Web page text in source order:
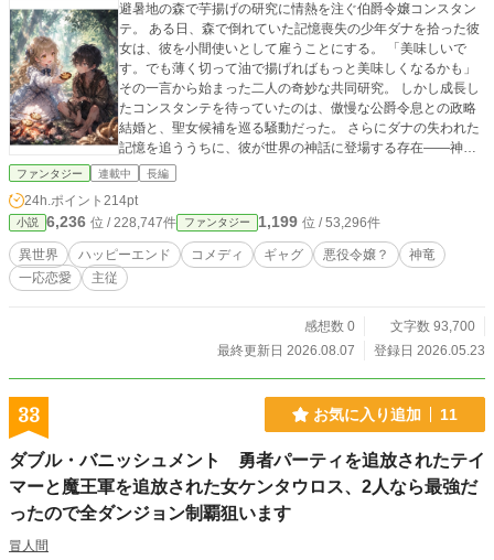
避暑地の森で芋揚げの研究に情熱を注ぐ伯爵令嬢コンスタン
テ。 ある日、森で倒れていた記憶喪失の少年ダナを拾った彼
女は、彼を小間使いとして雇うことにする。 「美味しいで
す。でも薄く切って油で揚げればもっと美味しくなるかも」
その一言から始まった二人の奇妙な共同研究。 しかし成長し
たコンスタンテを待っていたのは、傲慢な公爵令息との政略
結婚と、聖女候補を巡る騒動だった。 さらにダナの失われた
記憶を追ううちに、彼が世界の神話に登場する存在――神竜
と深く関わっていることが判明する。 「わたくしが、あなた
っているとしても。 大好きな従者を本当の家族の元へ帰すた
め、伯爵令嬢は今日も芋を揚げながら奔走する。
ファンタジー 連載中 長編
24h.ポイント 214pt
小説 6,236 位 / 228,747件 ファンタジー 1,199 位 / 53,296件
異世界 ハッピーエンド コメディ ギャグ 悪役令嬢？
神竜
一応恋愛
主従
感想数 0
文字数 93,700
最終更新日 2026.08.07
登録日 2026.05.23
33 お気に入り追加 11
ダブル・バニッシュメント 勇者パーティを追放されたテイ
マーと魔王軍を追放された女ケンタウロス、2人なら最強だ
ったので全ダンジョン制覇狙います
冒人間